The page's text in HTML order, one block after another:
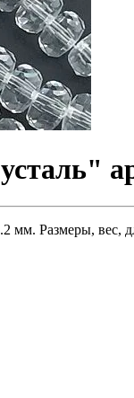
Размеры, вес,